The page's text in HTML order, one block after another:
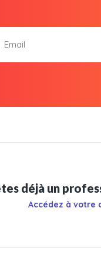
déjà un
Accédez à votre